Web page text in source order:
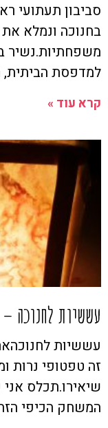
סביבון תעתועי
בחנוכה ונמלא
משפחתיות.נשיר
למדפסת הביתית,
קרא עוד »
עששיות לחנוכה
עששיות
זה טפטופי נרות
שיאירו.תכלס
המשחק הכיפי